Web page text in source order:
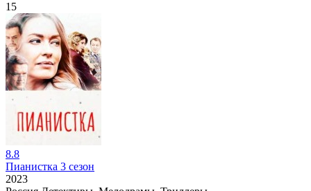
15
8.8
Пианистка 3 сезон
2023